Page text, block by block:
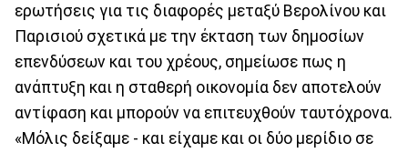
ερωτήσεις για τις διαφορές μεταξύ Βερολίνου και
Παρισιού σχετικά με την έκταση των δημοσίων
επενδύσεων και του χρέους, σημείωσε πως η
ανάπτυξη και η σταθερή οικονομία δεν αποτελούν
αντίφαση και μπορούν να επιτευχθούν ταυτόχρονα.
«Μόλις δείξαμε - και είχαμε και οι δύο μερίδιο σε